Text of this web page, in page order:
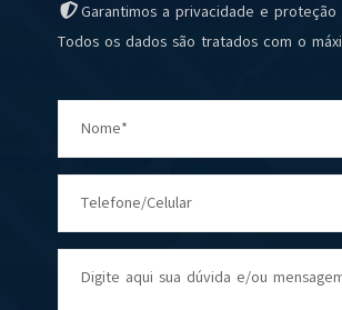
Garantimos a privacidade e proteção
Todos os dados são tratados com o
Nome*
Telefone/Celular
Digite aqui sua dúvida e/ou